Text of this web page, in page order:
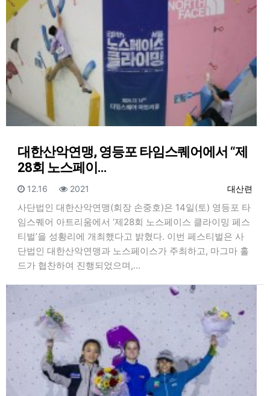
대한산악연맹, 영등포 타임스퀘어에서 “제
28회 노스페이…
등록자
대산련
등록일
12.16 조회
2021
사단법인 대한산악연맹(회장 손중호)은 14일(토) 영등포 타
임스퀘어 아트리움에서 ‘제28회 노스페이스 클라이밍 페스
티벌’을 성황리에 개최했다고 밝혔다. 이번 페스티벌은 사
단법인 대한산악연맹과 노스페이스가 주최하고, 마그마 홀
드가 협찬하여 진행되었으며,…